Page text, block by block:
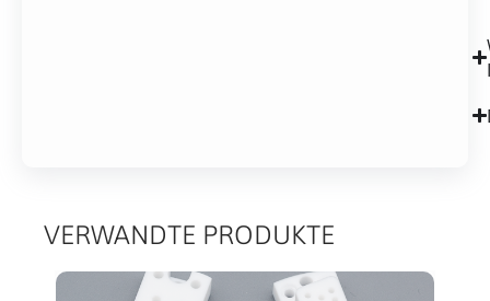
VERWANDTE PRODUKTE